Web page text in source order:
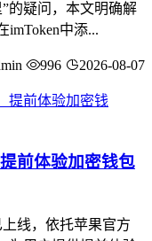
的疑问，本文明确解
imToken中添...
996 2026-08-07
前体验加密钱包
线，依托苹果官方